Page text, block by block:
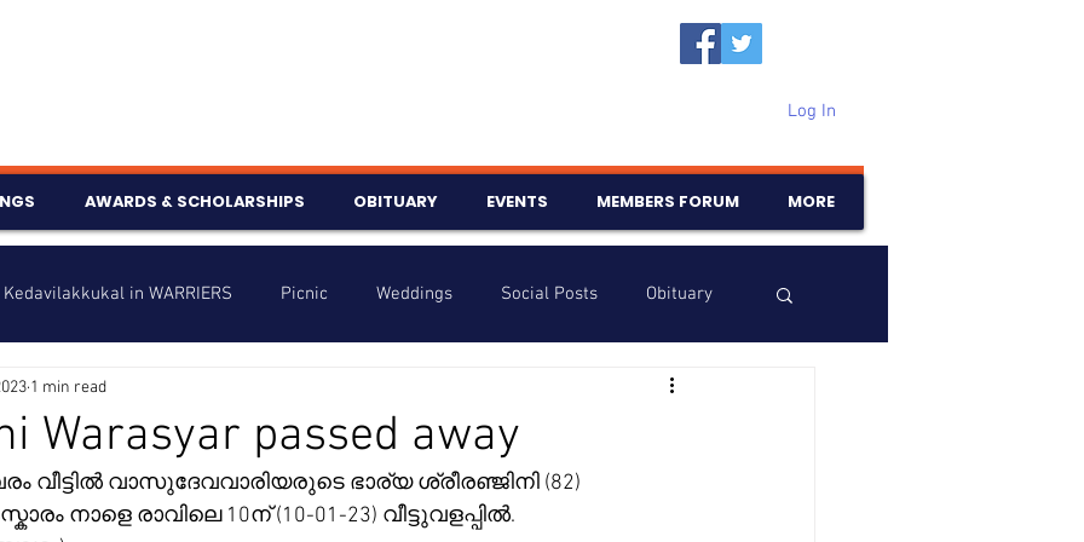
Log In
AWARDS & SCHOLARSHIPS OBITUARY EVENTS MEMBERS FORUM MORE
Kedavilakkukal in WARRIERS Picnic Weddings Social Posts Obituary
Info Birthdays
Warasyar passed away
1 min read
വീട്ടിൽ വാസുദേവവാരിയരുടെ ഭാര്യ ശ്രീരഞ്ജിനി (82)
നാളെ രാവിലെ 10ന് (10-01-23) വീട്ടുവളപ്പിൽ.